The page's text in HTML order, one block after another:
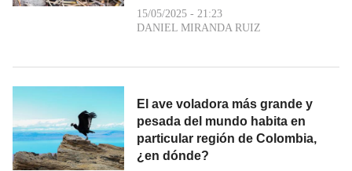
15/05/2025 - 21:23
DANIEL MIRANDA RUIZ
El ave voladora más grande y
pesada del mundo habita en
particular región de Colombia,
¿en dónde?